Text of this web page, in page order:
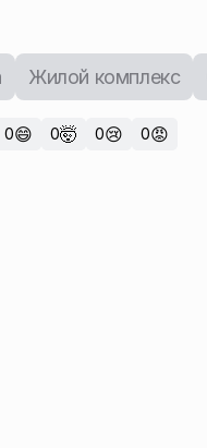
Жилой комплекс
0😄 0🤯 0😢 0😡